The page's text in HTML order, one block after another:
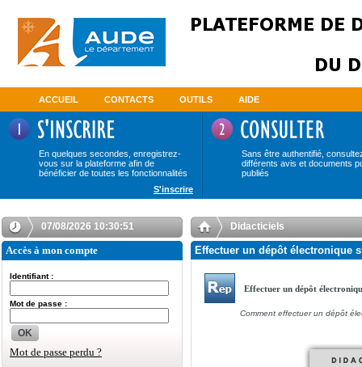
ACCUEIL CONTACTS OUTILS AIDE
En quelques secondes, enregistrez-
vous sur la plateforme afin de
bénéficier de toutes les fonctionnalités
Sans être authentifié,
différents avis et documents
publiés
S'inscrire
07/08/2026 10:30:51
Accès à mon compte
Identifiant :
Mot de passe :
OK
Mot de passe perdu ?
Didacticiels
Effectuer un dépôt électronique
Effectuer un dépôt
Comment effectuer un dépôt